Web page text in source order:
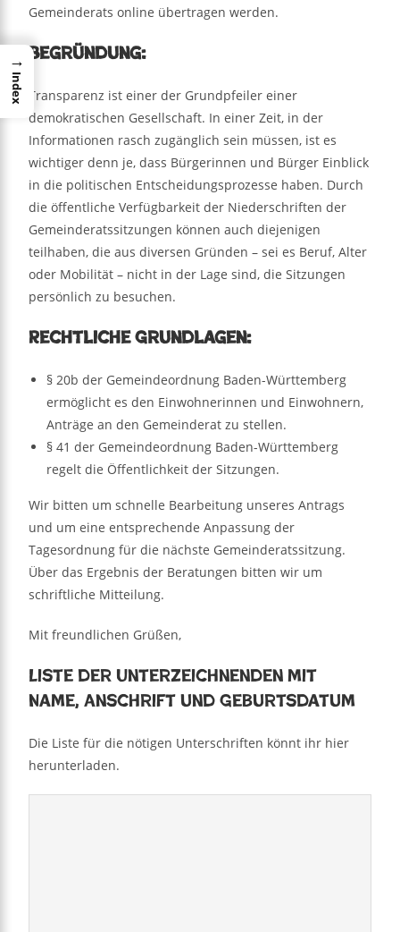
Gemeinderats online übertragen werden.
Begründung:
Transparenz ist einer der Grundpfeiler einer
demokratischen Gesellschaft. In einer Zeit, in der
Informationen rasch zugänglich sein müssen, ist es
wichtiger denn je, dass Bürgerinnen und Bürger Einblick
in die politischen Entscheidungsprozesse haben. Durch
die öffentliche Verfügbarkeit der Niederschriften der
Gemeinderatssitzungen können auch diejenigen
teilhaben, die aus diversen Gründen – sei es Beruf, Alter
oder Mobilität – nicht in der Lage sind, die Sitzungen
persönlich zu besuchen.
Rechtliche Grundlagen:
§ 20b der Gemeindeordnung Baden-Württemberg
ermöglicht es den Einwohnerinnen und Einwohnern,
Anträge an den Gemeinderat zu stellen.
§ 41 der Gemeindeordnung Baden-Württemberg
regelt die Öffentlichkeit der Sitzungen.
Wir bitten um schnelle Bearbeitung unseres Antrags
und um eine entsprechende Anpassung der
Tagesordnung für die nächste Gemeinderatssitzung.
Über das Ergebnis der Beratungen bitten wir um
schriftliche Mitteilung.
Mit freundlichen Grüßen,
Liste der Unterzeichnenden mit
Name, Anschrift und Geburtsdatum
Die Liste für die nötigen Unterschriften könnt ihr hier
herunterladen.
→
Index